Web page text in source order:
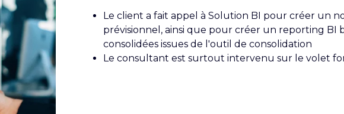
Le client a fait appel à Solution BI pour créer un
prévisionnel, ainsi que pour créer un reporting BI
consolidées issues de l'outil de consolidation
Le consultant est surtout intervenu sur le volet